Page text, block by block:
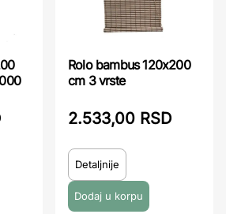
Rolo bambus 120x200
cm 3 vrste
2.533,00 RSD
Detaljnije